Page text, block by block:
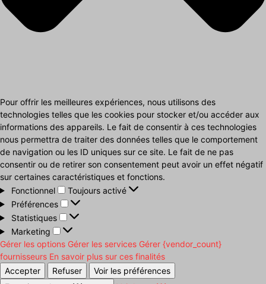
Pour offrir les meilleures expériences, nous utilisons des
technologies telles que les cookies pour stocker et/ou accéder aux
informations des appareils. Le fait de consentir à ces technologies
nous permettra de traiter des données telles que le comportement
de navigation ou les ID uniques sur ce site. Le fait de ne pas
consentir ou de retirer son consentement peut avoir un effet négatif
sur certaines caractéristiques et fonctions.
Fonctionnel
Fonctionnel
Toujours activé
Préférences
Préférences
Statistiques
Statistiques
Marketing
Marketing
Gérer les options Gérer les services Gérer {vendor_count}
fournisseurs En savoir plus sur ces finalités
Accepter
Refuser
Voir les préférences